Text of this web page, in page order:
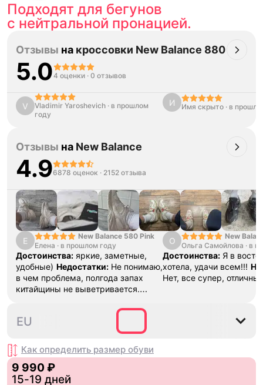
Подходят для бегунов
с нейтральной пронацией.
Отзывы на кроссовки New Balance 880
5.04 оценки · 0 отзывов
V Vladimir Yaroshevich · в прошлом
году
И Имя скрыто · в
Отзывы на New Balance
4.96878 оценок · 2152 отзыва
Е
New Balance 580 Pink
Елена · в прошлом году
Достоинства: яркие, заметные,
удобные) Недостатки: Не понимаю,
в чем проблема, полгода запах
китайщины не выветривается.
За свои
деньги вполне норм.
О
New
Ольга Самойлова · в
Достоинства: Я в
хотела, удачи всем!!!
Нет, все супер,
42.5
EU
Как определить размер обуви
9 990 ₽
15-19 дней